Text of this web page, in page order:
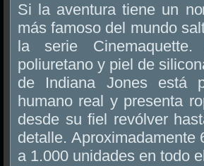
Si la aventura tiene un
más famoso del mundo
la serie
poliuretano y piel de
de Indiana Jones está
humano real y presenta
desde su fiel revólver
detalle.
a 1.000 unidades en todo